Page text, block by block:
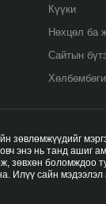
Күүки
Нөхцөл ба
Сайтын
зөвлөмжүүдийг
энэ нь танд ашиг
зөвхөн боломждоо
Илүү сайн